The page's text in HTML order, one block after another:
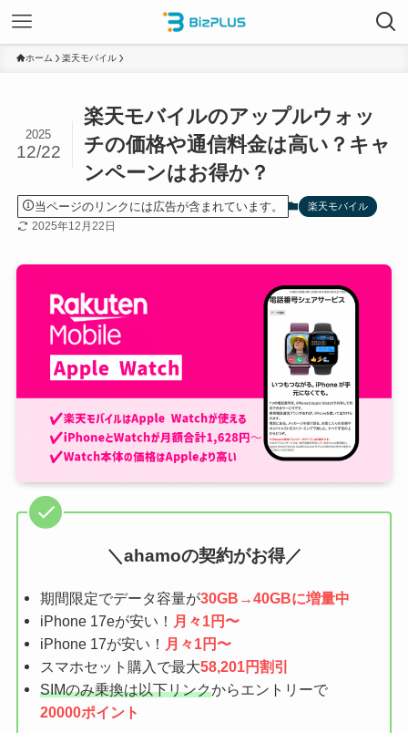
ホーム 楽天モバイル
楽天モバイルのアップルウォッ
チの価格や通信料金は高い？キャ
ンペーンはお得か？
2025
12/22
当ページのリンクには広告が含まれています。 楽天モバイル
2025年12月22日
＼ahamoの契約がお得／
期間限定でデータ容量が30GB→40GBに増量中
iPhone 17eが安い！ 月々1円〜
iPhone 17が安い！ 月々1円〜
スマホセット購入で最大58,201円割引
SIMのみ乗換は以下リンクからエントリーで
20000ポイント